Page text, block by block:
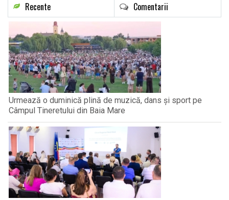
Recente Comentarii
Urmează o duminică plină de muzică, dans și sport pe
Câmpul Tineretului din Baia Mare